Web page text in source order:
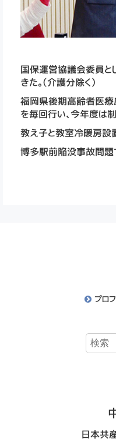
国保運営協議会委員と
きた。（介護分除く）
福岡県後期高齢者医療
を毎回行い、今年度は
教え子と教室冷暖房設
博多駅前陥没事故問題
プロ
日本共